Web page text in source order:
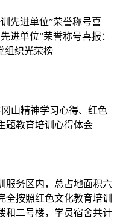
先进单位”荣誉称号喜
进单位”荣誉称号喜报：
组织光荣榜
山精神学习心得、红色
题教育培训心得体会
服务区内，总占地面积六
按照红色文化教育培训
和二号楼，学员宿舍共计